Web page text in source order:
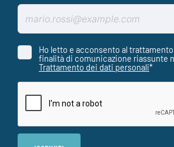
Ho letto e acconsento al
finalità di comunicazione riassunte
Trattamento dei dati personali*